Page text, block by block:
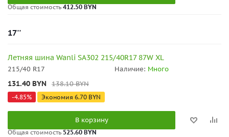
Общая стоимость 412.50 BYN
17''
Летняя шина Wanli SA302 215/40R17 87W XL
215/40 R17 Наличие: Много
131.40 BYN 138.10BYN
-4.85% Экономия 6.70 BYN
В корзину
Общая стоимость 525.60 BYN